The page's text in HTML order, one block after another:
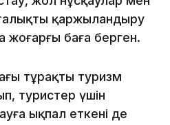
қаржыландыру
жоғарғы баға берген.
тұрақты туризм
туристер үшін
ықпал еткені де